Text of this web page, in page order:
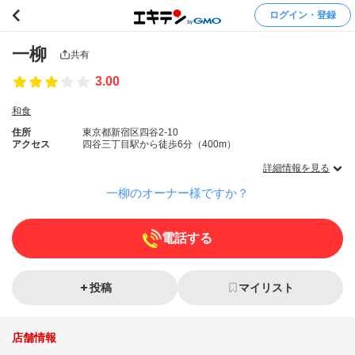
ログイン・登録
一柳 共有
3.00
和食
住所
東京都新宿区四谷2-10
アクセス
四谷三丁目駅から徒歩6分（400m）
詳細情報を見る
一柳のオーナー様ですか？
電話する
投稿 マイリスト
店舗情報